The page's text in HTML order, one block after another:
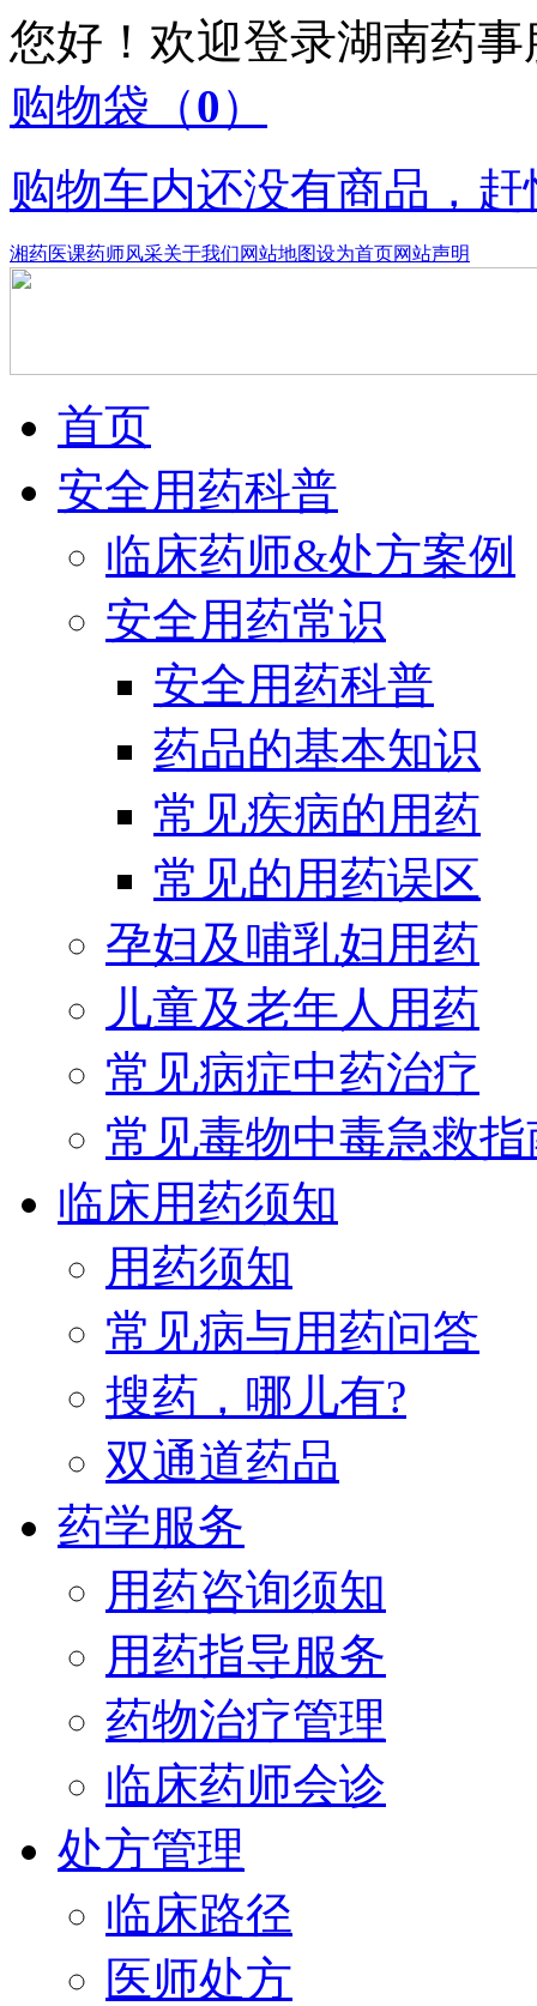
您好！欢迎登录湖南药
购物袋 （0）
购物车内还没有商品，
湘药医课药师风采关于我们网站地图设为首页网站声明
首页
安全用药科普
临床药师&处方案例
安全用药常识
安全用药科普
药品的基本知识
常见疾病的用药
常见的用药误区
孕妇及哺乳妇用药
儿童及老年人用药
常见病症中药治疗
常见毒物中毒急救指
临床用药须知
用药须知
常见病与用药问答
搜药，哪儿有?
双通道药品
药学服务
用药咨询须知
用药指导服务
药物治疗管理
临床药师会诊
处方管理
临床路径
医师处方